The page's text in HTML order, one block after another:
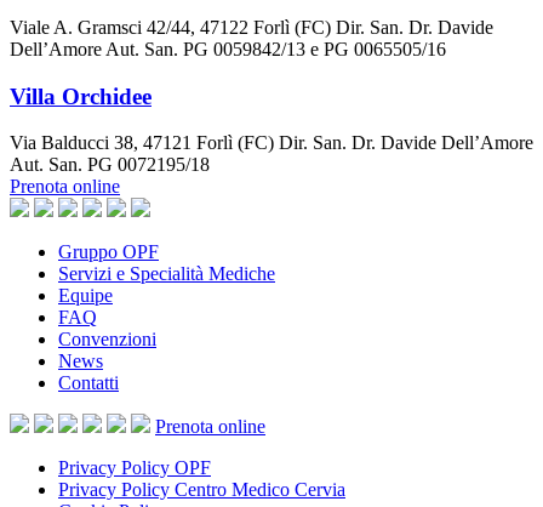
Viale A. Gramsci 42/44, 47122 Forlì (FC) Dir. San. Dr. Davide
Dell’Amore Aut. San. PG 0059842/13 e PG 0065505/16
Villa Orchidee
Via Balducci 38, 47121 Forlì (FC) Dir. San. Dr. Davide Dell’Amore
Aut. San. PG 0072195/18
Prenota online
Gruppo OPF
Servizi e Specialità Mediche
Equipe
FAQ
Convenzioni
News
Contatti
Prenota online
Privacy Policy OPF
Privacy Policy Centro Medico Cervia